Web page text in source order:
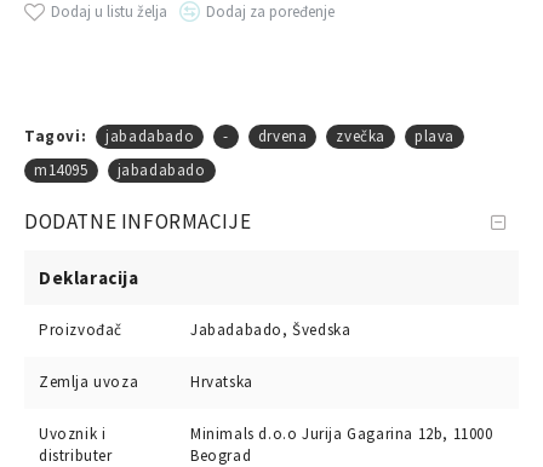
Dodaj u listu želja Dodaj za poređenje
Tagovi: jabadabado - drvena zvečka
plava
m14095
jabadabado
DODATNE INFORMACIJE
Deklaracija
Proizvođač Jabadabado, Švedska
Zemlja uvoza Hrvatska
Uvoznik i
distributer
Minimals d.o.o Jurija Gagarina 12b, 11000
Beograd